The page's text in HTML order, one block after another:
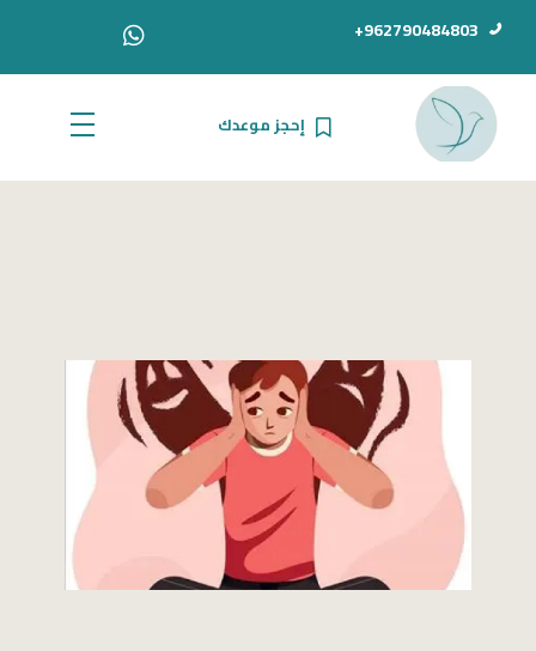
962790484803+
الدكتور أحمد سامي دبور
إحجز موعدك